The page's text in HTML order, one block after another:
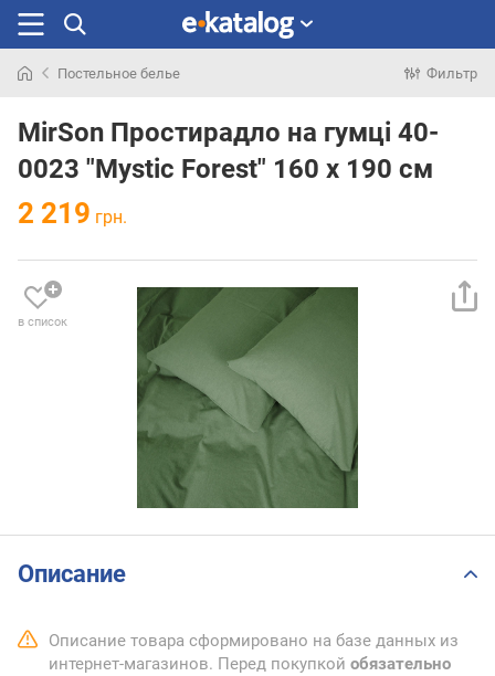
раньше
Постельное белье Фильтр
MirSon Простирадло на гумці 40-
0023 "Mystic Forest" 160 х 190 см
2 219 грн.
в список
Описание
Описание товара сформировано на базе данных из
интернет-магазинов. Перед покупкой обязательно